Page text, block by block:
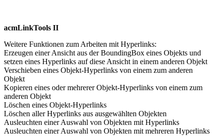
acmLinkTools II
Weitere Funktionen zum Arbeiten mit Hyperlinks:
Erzeugen einer Ansicht aus der BoundingBox eines Objekts und
setzen eines Hyperlinks auf diese Ansicht in einem anderen Objekt
Verschieben eines Objekt-Hyperlinks von einem zum anderen
Objekt
Kopieren eines oder mehrerer Objekt-Hyperlinks von einem zum
anderen Objekt
Löschen eines Objekt-Hyperlinks
Löschen aller Hyperlinks aus ausgewählten Objekten
Ausleuchten einer Auswahl von Objekten mit Hyperlinks
Ausleuchten einer Auswahl von Objekten mit mehreren Hyperlinks